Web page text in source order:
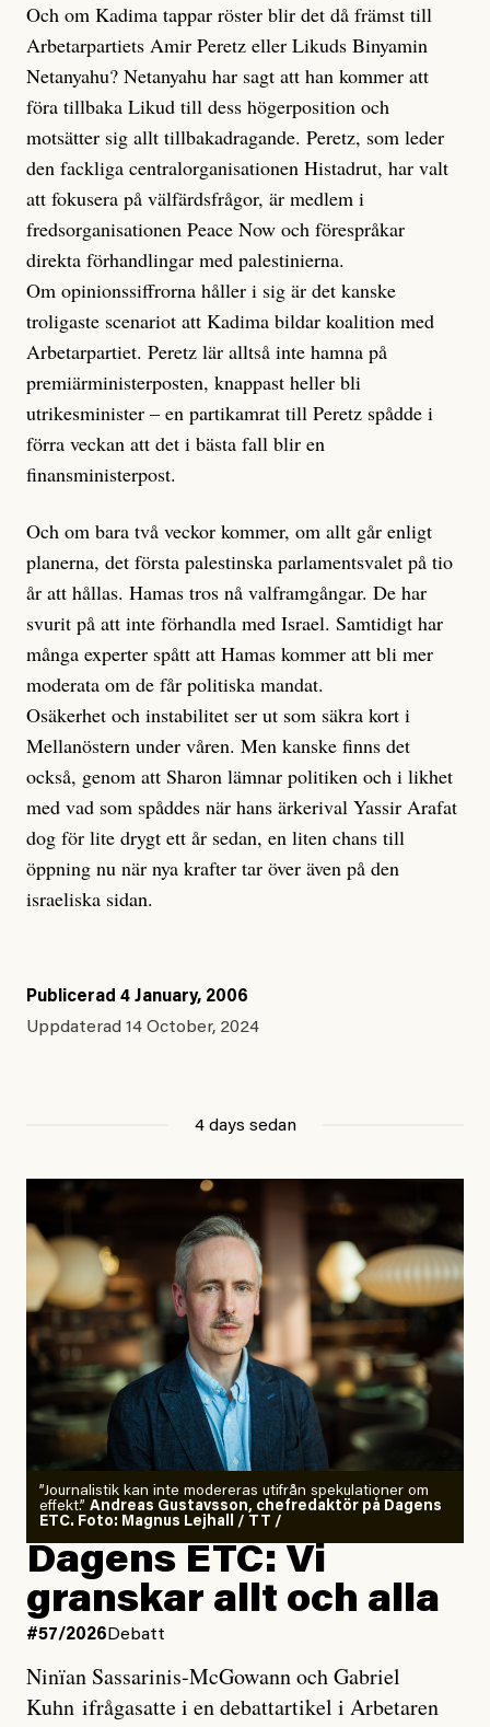
Och om Kadima tappar röster blir det då främst till
Arbetarpartiets Amir Peretz eller Likuds Binyamin
Netanyahu? Netanyahu har sagt att han kommer att
föra tillbaka Likud till dess högerposition och
motsätter sig allt tillbakadragande. Peretz, som leder
den fackliga centralorganisationen Histadrut, har valt
att fokusera på välfärdsfrågor, är medlem i
fredsorganisationen Peace Now och förespråkar
direkta förhandlingar med palestinierna.
Om opinionssiffrorna håller i sig är det kanske
troligaste scenariot att Kadima bildar koalition med
Arbetarpartiet. Peretz lär alltså inte hamna på
premiärministerposten, knappast heller bli
utrikesminister – en partikamrat till Peretz spådde i
förra veckan att det i bästa fall blir en
finansministerpost.
Och om bara två veckor kommer, om allt går enligt
planerna, det första palestinska parlamentsvalet på tio
år att hållas. Hamas tros nå valframgångar. De har
svurit på att inte förhandla med Israel. Samtidigt har
många experter spått att Hamas kommer att bli mer
moderata om de får politiska mandat.
Osäkerhet och instabilitet ser ut som säkra kort i
Mellanöstern under våren. Men kanske finns det
också, genom att Sharon lämnar politiken och i likhet
med vad som spåddes när hans ärkerival Yassir Arafat
dog för lite drygt ett år sedan, en liten chans till
öppning nu när nya krafter tar över även på den
israeliska sidan.
Publicerad 4 January, 2006
Uppdaterad 14 October, 2024
4 days sedan
”Journalistik kan inte modereras utifrån spekulationer om
effekt.” Andreas Gustavsson, chefredaktör på Dagens
ETC. Foto: Magnus Lejhall / TT /
Dagens ETC: Vi
granskar allt och alla
#57/2026 Debatt
Ninïan Sassarinis-McGowann och Gabriel
Kuhn ifrågasatte i en debattartikel i Arbetaren